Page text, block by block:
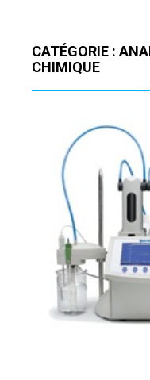
CATÉGORIE :
CHIMIQUE